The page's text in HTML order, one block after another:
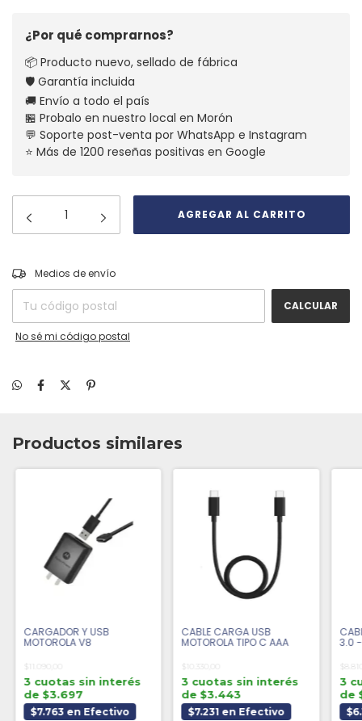
¿Por qué comprarnos?
📦 Producto nuevo, sellado de fábrica
🛡️ Garantía incluida
🚚 Envío a todo el país
🏪 Probalo en nuestro local en Morón
💬 Soporte post-venta por WhatsApp e Instagram
⭐ Más de 1200 reseñas positivas en Google
Entregas para el CP:
Medios de envío
CALCULAR
No sé mi código postal
Productos similares
CARGADOR Y USB
MOTOROLA V8
$11.090,00
3 cuotas sin interés
de $3.697
$7.763 en Efectivo
CABLE CARGA USB
MOTOROLA TIPO C AAA
$10.330,00
3 cuotas sin interés
de $3.443
$7.231 en Efectivo
3.0 -
3
de